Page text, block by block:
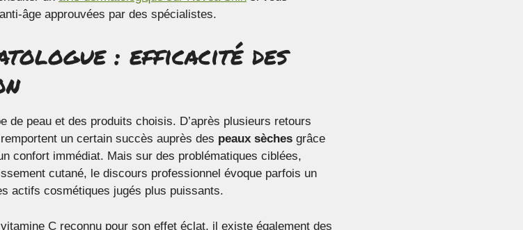
âge approuvées par des spécialistes.
: efficacité des
de peau et des produits choisis. D’après plusieurs retours
remportent un certain succès auprès des peaux sèches grâce
confort immédiat. Mais sur des problématiques ciblées,
cutané, le discours professionnel évoque parfois un
actifs cosmétiques jugés plus puissants.
C reconnu pour son effet éclat, il existe également des